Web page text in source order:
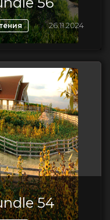
26.11.2024
54